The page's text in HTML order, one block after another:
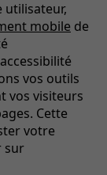
utilisateur,
mobile de
vos outils
vos visiteurs
Cette
votre
sur